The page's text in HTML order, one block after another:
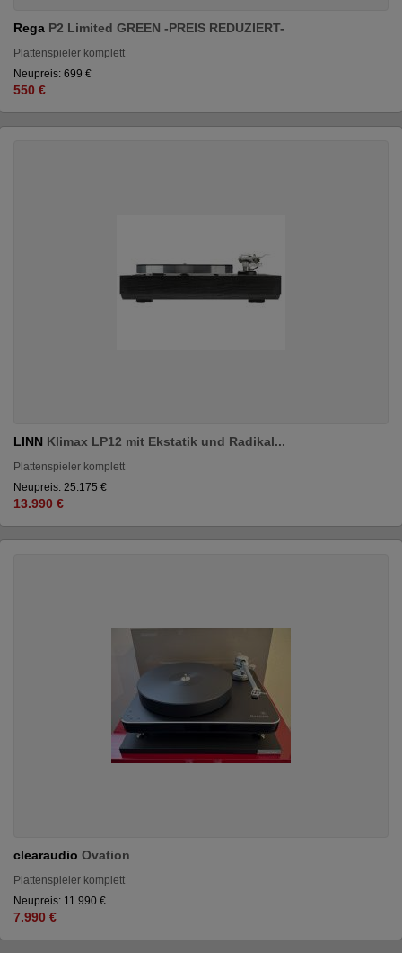
Rega P2 Limited GREEN -PREIS REDUZIERT-
Plattenspieler komplett
Neupreis: 699 €
550 €
LINN Klimax LP12 mit Ekstatik und Radikal...
Plattenspieler komplett
Neupreis: 25.175 €
13.990 €
clearaudio Ovation
Plattenspieler komplett
Neupreis: 11.990 €
7.990 €